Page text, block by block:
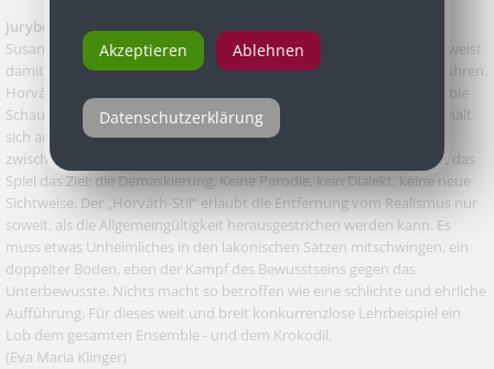
Jurybegründung
Susanne Lietzow inszeniert Horvath in Ton und Haltung pur und beweist
damit, dass Aktualisierung oder karikierende Stilisierung in die Irre führen.
Horváths einzigartige Sprache braucht keine Überhöhung, nur sensible
Schauspieler, die uns mit ihren Worten in den Bann ziehen. Lietzow hält
sich an Horváths „Gebrauchsanweisung“, in der er eine „Synthese
zwischen Ironie und Realismus“ verlangt. Wenn dies gelingt, erreicht das
Spiel das Ziel: die Demaskierung. Keine Parodie, kein Dialekt, keine neue
Sichtweise. Der „Horváth-Stil“ erlaubt die Entfernung vom Realismus nur
soweit, als die Allgemeingültigkeit herausgestrichen werden kann. Es
muss etwas Unheimliches in den lakonischen Sätzen mitschwingen, ein
doppelter Boden, eben der Kampf des Bewusstseins gegen das
Unterbewusste. Nichts macht so betroffen wie eine schlichte und ehrliche
Aufführung. Für dieses weit und breit konkurrenzlose Lehrbeispiel ein
Lob dem gesamten Ensemble - und dem Krokodil.
(Eva Maria Klinger)
Akzeptieren Ablehnen
Datenschutzerklärung